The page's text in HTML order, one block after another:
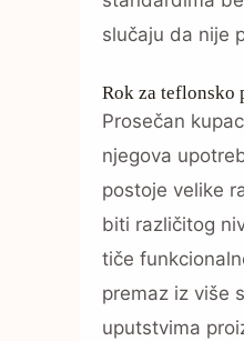
slučaju da nije
Rok za teflonsko
Prosečan
njegova
postoje velike
biti različitog
tiče
premaz iz više
uputstvima